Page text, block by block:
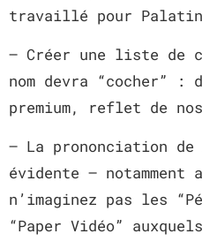
travaillé pour
– Créer une liste de
nom devra “cocher”
premium, reflet de
– La prononciation
évidente – notamment
n’imaginez pas les
“Paper Vidéo”